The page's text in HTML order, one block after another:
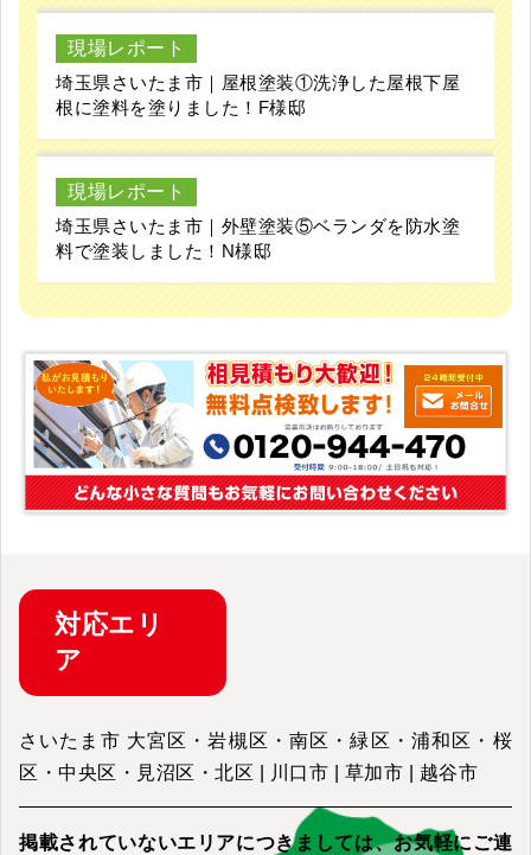
現場レポート
埼玉県さいたま市｜屋根塗装①洗浄した屋根下屋
根に塗料を塗りました！F様邸
現場レポート
埼玉県さいたま市｜外壁塗装⑤ベランダを防水塗
料で塗装しました！N様邸
対応エリ
ア
さいたま市 大宮区・岩槻区・南区・緑区・浦和区・桜
区・中央区・見沼区・北区 | 川口市 | 草加市 | 越谷市
掲載されていないエリアにつきましては、お気軽にご連